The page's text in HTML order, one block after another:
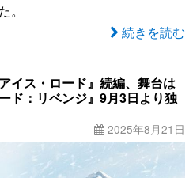
続きを読む
イス・ロード』続編、舞台は
ド：リベンジ』9月3日より独
2025年8月21日